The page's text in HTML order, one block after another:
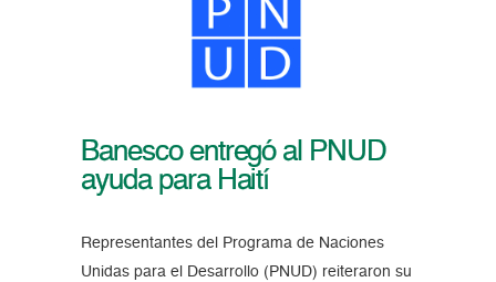
Banesco entregó al PNUD
ayuda para Haití
Representantes del Programa de Naciones
Unidas para el Desarrollo (PNUD) reiteraron su